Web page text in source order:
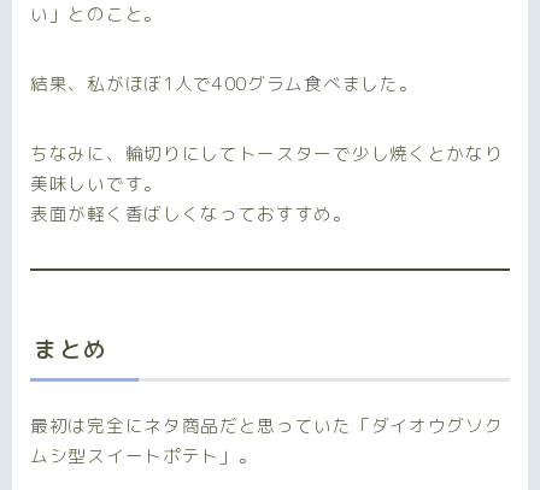
い」とのこと。
結果、私がほぼ1人で400グラム食べました。
ちなみに、輪切りにしてトースターで少し焼くとかなり
美味しいです。
表面が軽く香ばしくなっておすすめ。
まとめ
最初は完全にネタ商品だと思っていた「ダイオウグソク
ムシ型スイートポテト」。